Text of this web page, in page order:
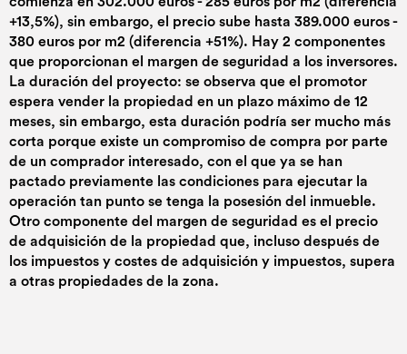
+13,5%), sin embargo, el precio sube hasta 389.000 euros -
380 euros por m2 (diferencia +51%). Hay 2 componentes
que proporcionan el margen de seguridad a los inversores.
La duración del proyecto: se observa que el promotor
espera vender la propiedad en un plazo máximo de 12
meses, sin embargo, esta duración podría ser mucho más
corta porque existe un compromiso de compra por parte
de un comprador interesado, con el que ya se han
pactado previamente las condiciones para ejecutar la
operación tan punto se tenga la posesión del inmueble.
Otro componente del margen de seguridad es el precio
de adquisición de la propiedad que, incluso después de
los impuestos y costes de adquisición y impuestos, supera
a otras propiedades de la zona.